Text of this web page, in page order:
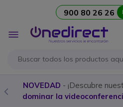
900 80 26 26
Toggle
Nav
NOVEDAD - ¡Descubre
dominar la